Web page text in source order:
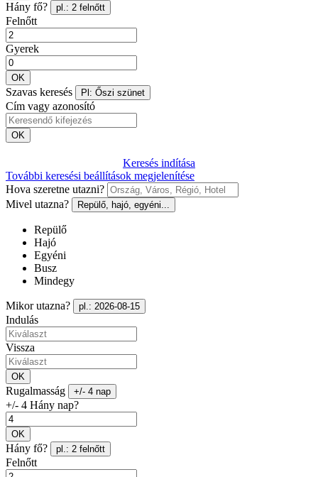
Hány fő? pl.: 2 felnőtt
Felnőtt
Gyerek
OK
Szavas keresés Pl: Őszi szünet
Cím vagy azonosító
OK
Keresés indítása
További keresési beállítások megjelenítése
Hova szeretne utazni?
Mivel utazna?
Repülő, hajó, egyéni...
Repülő
Hajó
Egyéni
Busz
Mindegy
Mikor utazna? pl.: 2026-08-15
Indulás
Vissza
OK
Rugalmasság +/- 4 nap
+/- 4 Hány nap?
OK
Hány fő? pl.: 2 felnőtt
Felnőtt